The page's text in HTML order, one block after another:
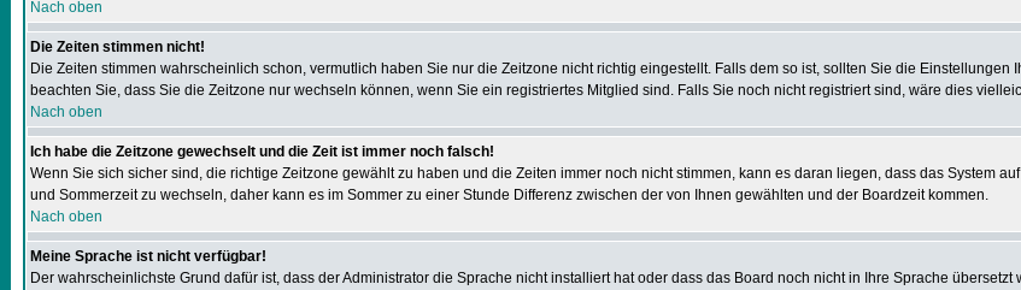
Nach oben
Die Zeiten stimmen nicht!
Die Zeiten stimmen wahrscheinlich schon, vermutlich haben Sie nur die Zeitzone nicht richtig eingestellt. Falls dem so ist, sollten Sie die
beachten Sie, dass Sie die Zeitzone nur wechseln können, wenn Sie ein registriertes Mitglied sind. Falls Sie noch nicht registriert sind, wäre dies
Nach oben
Ich habe die Zeitzone gewechselt und die Zeit ist immer noch falsch!
Wenn Sie sich sicher sind, die richtige Zeitzone gewählt zu haben und die Zeiten immer noch nicht stimmen, kann es daran liegen, dass das System
und Sommerzeit zu wechseln, daher kann es im Sommer zu einer Stunde Differenz zwischen der von Ihnen gewählten und der Boardzeit kommen.
Nach oben
Meine Sprache ist nicht verfügbar!
Der wahrscheinlichste Grund dafür ist, dass der Administrator die Sprache nicht installiert hat oder dass das Board noch nicht in Ihre Sprache